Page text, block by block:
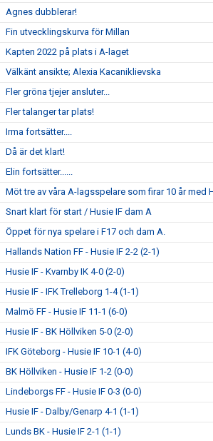
Agnes dubblerar!
Fin utvecklingskurva för Millan
Kapten 2022 på plats i A-laget
Välkänt ansikte; Alexia Kacaniklievska
Fler gröna tjejer ansluter...
Fler talanger tar plats!
Irma fortsätter....
Då är det klart!
Elin fortsätter......
Möt tre av våra A-lagsspelare som firar 10 år med
Snart klart för start / Husie IF dam A
Öppet för nya spelare i F17 och dam A.
Hallands Nation FF - Husie IF 2-2 (2-1)
Husie IF - Kvarnby IK 4-0 (2-0)
Husie IF - IFK Trelleborg 1-4 (1-1)
Malmö FF - Husie IF 11-1 (6-0)
Husie IF - BK Höllviken 5-0 (2-0)
IFK Göteborg - Husie IF 10-1 (4-0)
BK Höllviken - Husie IF 1-2 (0-0)
Lindeborgs FF - Husie IF 0-3 (0-0)
Husie IF - Dalby/Genarp 4-1 (1-1)
Lunds BK - Husie IF 2-1 (1-1)